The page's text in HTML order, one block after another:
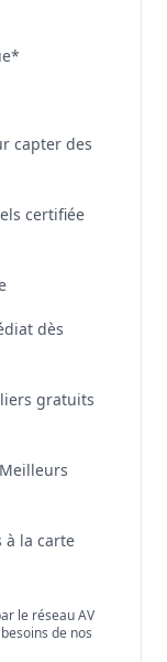
capter des
certifiée
dès
gratuits
à la carte
le réseau AV
de nos